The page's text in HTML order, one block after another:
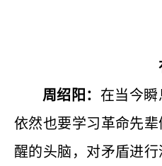
周绍阳： 在当今瞬
依然也要学习革命先
醒的头脑，对矛盾进